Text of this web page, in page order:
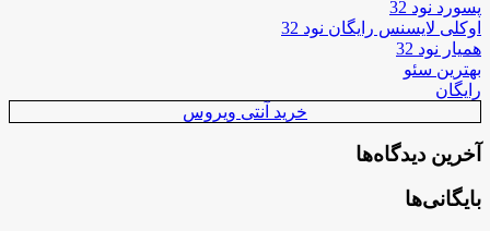
پسورد نود 32
اوکلی لایسنس رایگان نود 32
همیار نود 32
بهترین سئو
رایگان
خرید آنتی ویروس
آخرین دیدگاه‌ها
بایگانی‌ها